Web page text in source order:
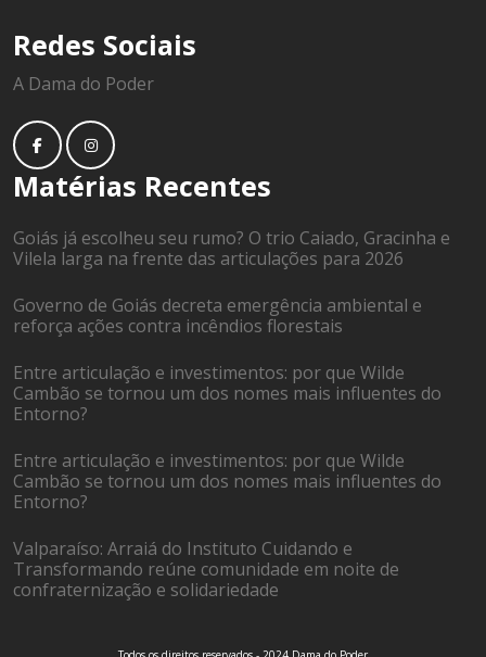
Redes Sociais
A Dama do Poder
Matérias Recentes
Goiás já escolheu seu rumo? O trio Caiado, Gracinha e
Vilela larga na frente das articulações para 2026
Governo de Goiás decreta emergência ambiental e
reforça ações contra incêndios florestais
Entre articulação e investimentos: por que Wilde
Cambão se tornou um dos nomes mais influentes do
Entorno?
Entre articulação e investimentos: por que Wilde
Cambão se tornou um dos nomes mais influentes do
Entorno?
Valparaíso: Arraiá do Instituto Cuidando e
Transformando reúne comunidade em noite de
confraternização e solidariedade